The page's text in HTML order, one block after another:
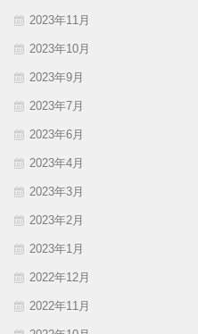
2023年11月
2023年10月
2023年9月
2023年7月
2023年6月
2023年4月
2023年3月
2023年2月
2023年1月
2022年12月
2022年11月